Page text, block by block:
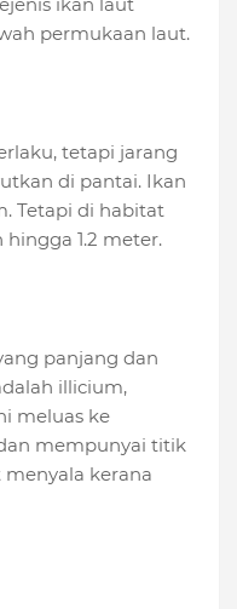
ikan laut
permukaan laut.
tetapi jarang
di pantai. Ikan
Tetapi di habitat
1.2 meter.
panjang dan
illicium,
meluas ke
mempunyai titik
kerana